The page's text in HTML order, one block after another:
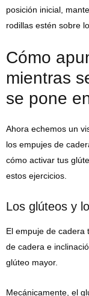
posición inicial,
rodillas estén sobre
Cómo
mientras
se pone
Ahora echemos un
los empujes de
cómo activar tus
estos ejercicios.
Los glúteos y
El empuje de cadera
de cadera e
glúteo mayor.
Mecánicamente, el